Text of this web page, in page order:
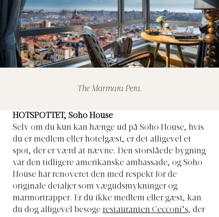
The Marmara Pera.
HOTSPOTTET, Soho House
Selv om du kun kan hænge ud på Soho House, hvis
du er medlem eller hotelgæst, er det alligevel et
spot, der er værd at nævne. Den storslåede bygning
var den tidligere amerikanske ambassade, og Soho
House har renoveret den med respekt for de
originale detaljer som vægudsmykninger og
marmortrapper. Er du ikke medlem eller gæst, kan
du dog alligevel besøge restauranten Cecconi’s, der